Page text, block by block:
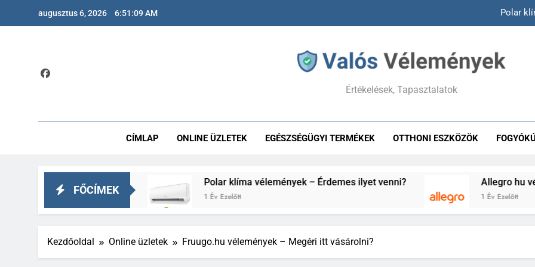
augusztus 6, 2026 6:51:10 AM
Hepacontur vélemények –
Answear
Értékelések, Tapasztalatok
CÍMLAP ONLINE ÜZLETEK EGÉSZSÉGÜGYI TERMÉKEK OTTHONI ESZKÖZÖK
FŐCÍMEK
és a májnak? Polar klíma vélemények – Érdemes ilyet venni?
1 Év Ezelőtt
Allegro hu vélemények
1 Év Ezelőtt
Kezdőoldal Online üzletek Fruugo.hu vélemények – Megéri itt vásárolni?